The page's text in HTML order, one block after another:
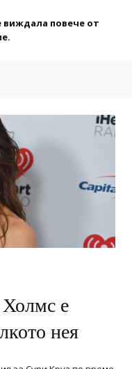
виждала повече от
е
нея